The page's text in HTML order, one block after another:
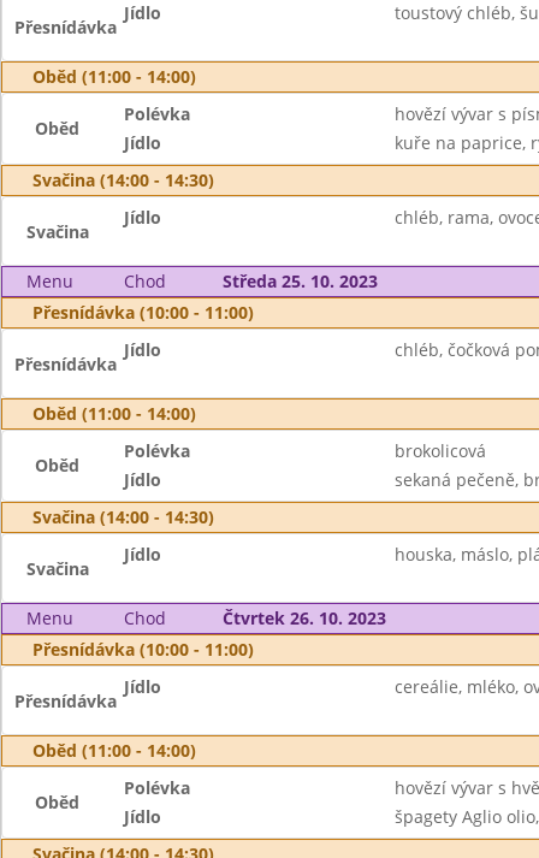
Přesnídávka
Jídlo toustový chléb,
Oběd (11:00 - 14:00)
Oběd
Polévka
hovězí vývar s
Jídlo
kuře na paprice,
Svačina (14:00 - 14:30)
Svačina
Jídlo chléb, rama,
Menu Chod
Středa 25. 10. 2023
Přesnídávka (10:00 - 11:00)
Přesnídávka
Jídlo chléb, čočková
Oběd (11:00 - 14:00)
Oběd
Polévka
brokolicová
Jídlo
sekaná pečeně,
Svačina (14:00 - 14:30)
Svačina
Jídlo houska, máslo,
Menu Chod
Čtvrtek 26. 10. 2023
Přesnídávka (10:00 - 11:00)
Přesnídávka
Jídlo cereálie, mléko,
Oběd (11:00 - 14:00)
Oběd
Polévka
hovězí vývar s
Jídlo
špagety Aglio